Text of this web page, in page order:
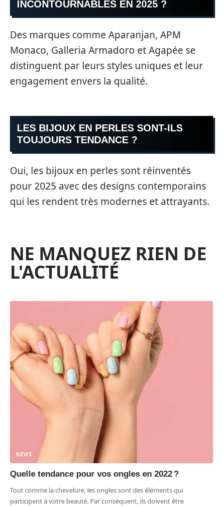
INCONTOURNABLES EN 2025 ?
Des marques comme Aparanjan, APM
Monaco, Galleria Armadoro et Agapée se
distinguent par leurs styles uniques et leur
engagement envers la qualité.
LES BIJOUX EN PERLES SONT-ILS
TOUJOURS TENDANCE ?
Oui, les bijoux en perles sont réinventés
pour 2025 avec des designs contemporains
qui les rendent très modernes et attrayants.
NE MANQUEZ RIEN DE
L'ACTUALITÉ
NEWS
Quelle tendance pour vos ongles en 2022 ?
Tout comme la chevelure, les ongles sont des éléments qui
participent à votre beauté. Par conséquent, ils doivent être